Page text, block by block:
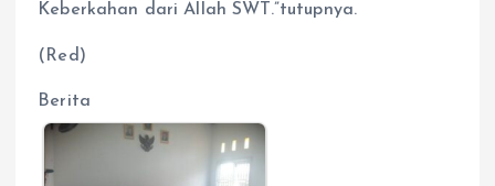
Keberkahan dari Allah SWT.”tutupnya.
(Red)
Berita